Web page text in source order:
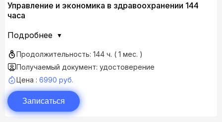
Управление и экономика в здравоохранении 144
часа
Подробнее
Продолжительность: 144 ч. ( 1 мес. )
Получаемый документ: удостоверение
Цена : 6990 руб.
Записаться